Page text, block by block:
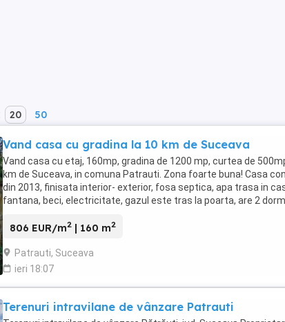
20 50
Vand casa cu gradina la 10 km de Suceava
Vand casa cu etaj, 160mp, gradina de 1200 mp, curtea de
km de Suceava, in comuna Patrauti. Zona foarte buna! Casa
din 2013, finisata interior- exterior, fosa septica, apa trasa in
fantana, beci, electricitate, gazul este tras la poarta, are 2
806 EUR/m2 | 160 m2
Patrauti, Suceava
ieri 18:07
Terenuri intravilane de vânzare Patrauti